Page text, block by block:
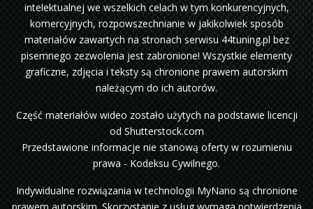
intelektualnej we wszelkich celach w tym konkurencyjnych,
komercyjnych, rozpowszechnianie w jakikolwiek sposób
materiałów zawartych na stronach serwisu 44tuning.pl bez
pisemnego zezwolenia jest zabronione! Wszystkie elementy
graficzne, zdjęcia i teksty są chronione prawem autorskim
należącym do ich autorów.
Część materiałów wideo zostało użytych na podstawie licencji
od Shutterstock.com
Przedstawione informacje nie stanową oferty w rozumieniu
prawa - Kodeksu Cywilnego.
Indywidualne rozwiązania w technologii MyNano są chronione